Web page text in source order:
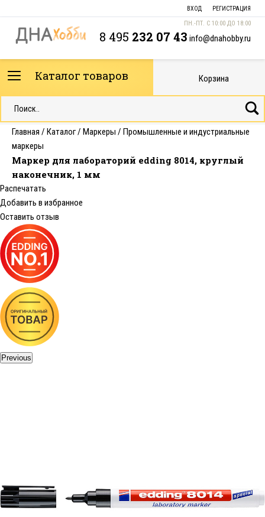
ВХОД РЕГИСТРАЦИЯ
ПН.-ПТ. С 10:00 ДО 18:00
8 495 232 07 43 info@dnahobby.ru
Каталог товаров Корзина
Главная / Каталог/ Маркеры / Промышленные и индустриальные
маркеры
Маркер для лабораторий edding 8014, круглый
наконечник, 1 мм
Распечатать
Добавить в избранное
Оставить отзыв
Previous